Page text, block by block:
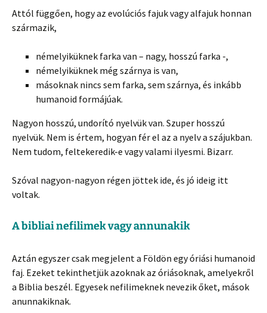
Attól függően, hogy az evolúciós fajuk vagy alfajuk honnan
származik,
némelyiküknek farka van – nagy, hosszú farka -,
némelyiküknek még szárnya is van,
másoknak nincs sem farka, sem szárnya, és inkább
humanoid formájúak.
Nagyon hosszú, undorító nyelvük van. Szuper hosszú
nyelvük. Nem is értem, hogyan fér el az a nyelv a szájukban.
Nem tudom, feltekeredik-e vagy valami ilyesmi. Bizarr.
Szóval nagyon-nagyon régen jöttek ide, és jó ideig itt
voltak.
A bibliai nefilimek vagy annunakik
Aztán egyszer csak megjelent a Földön egy óriási humanoid
faj. Ezeket tekinthetjük azoknak az óriásoknak, amelyekről
a Biblia beszél. Egyesek nefilimeknek nevezik őket, mások
anunnakiknak.